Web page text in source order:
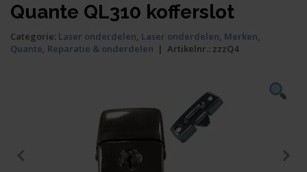
Quante QL310 kofferslot
Categorie: Laser onderdelen, Laser onderdelen, Merken,
Quante, Reparatie & onderdelen | Artikelnr.: zzzQ4